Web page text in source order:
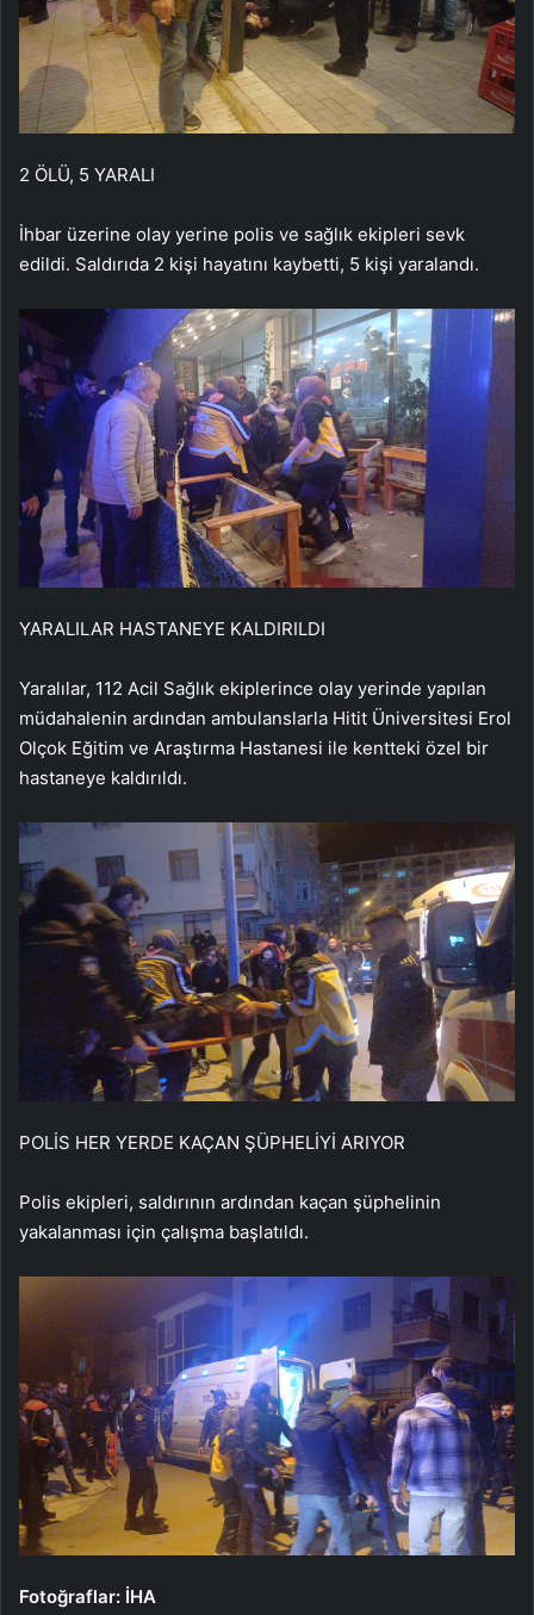
2 ÖLÜ, 5 YARALI
İhbar üzerine olay yerine polis ve sağlık ekipleri sevk
edildi. Saldırıda 2 kişi hayatını kaybetti, 5 kişi yaralandı.
YARALILAR HASTANEYE KALDIRILDI
Yaralılar, 112 Acil Sağlık ekiplerince olay yerinde yapılan
müdahalenin ardından ambulanslarla Hitit Üniversitesi Erol
Olçok Eğitim ve Araştırma Hastanesi ile kentteki özel bir
hastaneye kaldırıldı.
POLİS HER YERDE KAÇAN ŞÜPHELİYİ ARIYOR
Polis ekipleri, saldırının ardından kaçan şüphelinin
yakalanması için çalışma başlatıldı.
Fotoğraflar: İHA